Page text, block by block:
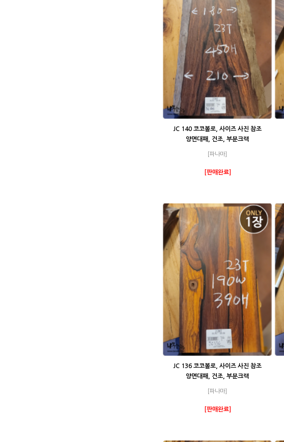
JC 140 코코볼로, 사이즈 사진 참조
양면대패, 건조, 부분크랙
[파나마]
[판매완료]
JC 136 코코볼로, 사이즈 사진 참조
양면대패, 건조, 부분크랙
[파나마]
[판매완료]